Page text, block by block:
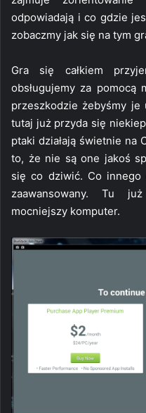
odpowiadają i co gdzie
zobaczmy jak się na tym
Gra się całkiem
obsługujemy za
przeszkodzie żebyśmy je
tutaj już przyda się
ptaki działają świetnie na
to, że nie są one jakoś
się co dziwić. Co innego
zaawansowany. Tu
mocniejszy komputer.